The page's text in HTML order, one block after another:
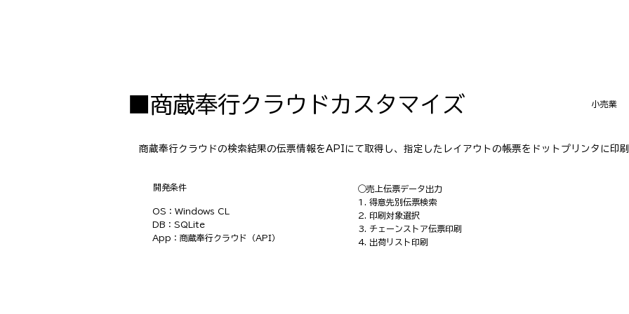
■商蔵奉行クラウドカスタマイズ 小売業
商蔵奉行クラウドの検索結果の伝票情報をAPIにて取得し、指定したレイアウトの帳票をドットプリンタに印
​開発条件
OS：Windows CL
DB：SQLite
App：商蔵奉行クラウド（API）
◯売上伝票データ出力
1. 得意先別伝票検索
2. 印刷対象選択
3. チェーンストア伝票印刷
4. 出荷リスト印刷